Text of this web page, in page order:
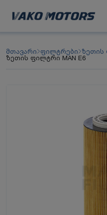
მთავარი ფილტრები ზეთის
ზეთის ფილტრი MAN E6